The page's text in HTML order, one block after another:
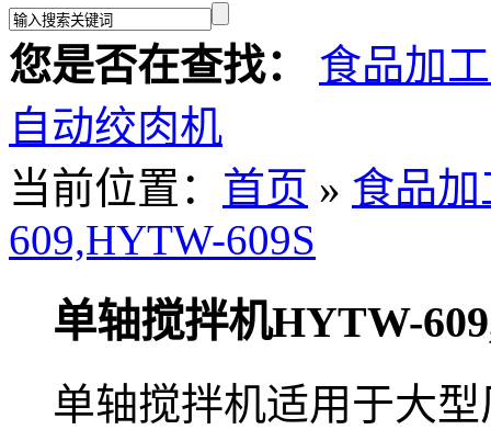
您是否在查找：
食品加
自动绞肉机
当前位置： 首页 » 食品
609,HYTW-609S
单轴搅拌机HYTW-
单轴搅拌机适用于大